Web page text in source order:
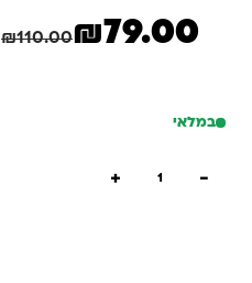
₪110.00
המחיר המקורי היה: ₪110.00.
₪79.00
המחיר הנוכחי הוא: ₪79.00.
במלאי
−
+